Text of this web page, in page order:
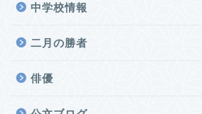
中学校情報
二月の勝者
俳優